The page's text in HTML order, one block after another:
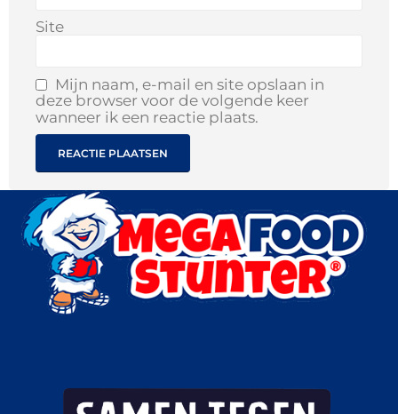
Site
Mijn naam, e-mail en site opslaan in
deze browser voor de volgende keer
wanneer ik een reactie plaats.